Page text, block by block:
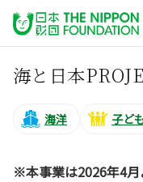
海と日本
海洋 子ど
※本事業は2026年4